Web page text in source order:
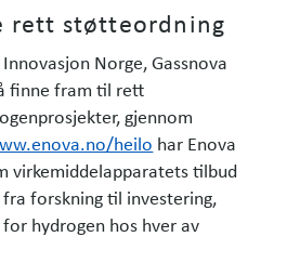
rett støtteordning
Norge, Gassnova
finne fram til rett
gjennom
heilo har Enova
virkemiddelapparatets tilbud
forskning til investering,
hydrogen hos hver av